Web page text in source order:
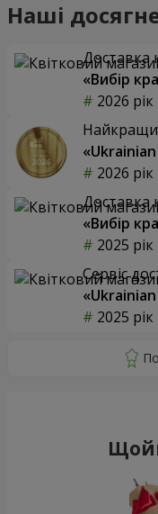
Наші
Доставка
«Вибір
2026 рік
2026 рік
Доставка
«Вибір
2025 рік
Сервіс
2025 рік